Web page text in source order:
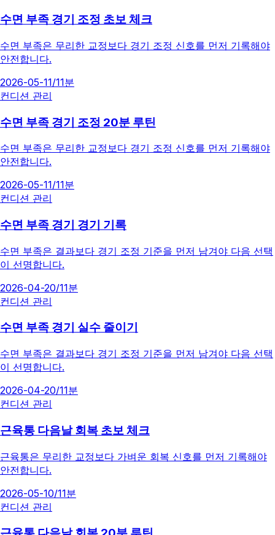
수면 부족 경기 조정 초보 체크
수면 부족은 무리한 교정보다 경기 조정 신호를 먼저 기록해야
안전합니다.
2026-05-11/11분
컨디션 관리
수면 부족 경기 조정 20분 루틴
수면 부족은 무리한 교정보다 경기 조정 신호를 먼저 기록해야
안전합니다.
2026-05-11/11분
컨디션 관리
수면 부족 경기 경기 기록
수면 부족은 결과보다 경기 조정 기준을 먼저 남겨야 다음 선택
이 선명합니다.
2026-04-20/11분
컨디션 관리
수면 부족 경기 실수 줄이기
수면 부족은 결과보다 경기 조정 기준을 먼저 남겨야 다음 선택
이 선명합니다.
2026-04-20/11분
컨디션 관리
근육통 다음날 회복 초보 체크
근육통은 무리한 교정보다 가벼운 회복 신호를 먼저 기록해야
안전합니다.
2026-05-10/11분
컨디션 관리